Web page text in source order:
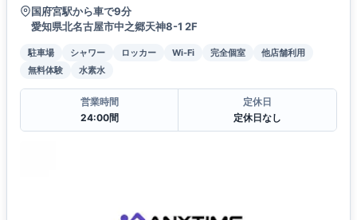
国府宮駅から車で9分
愛知県北名古屋市中之郷天神8-1 2F
駐車場 シャワー ロッカー Wi-Fi 完全個室
他店舗利用
無料体験
水素水
営業時間
24:00間
定休日
定休日なし